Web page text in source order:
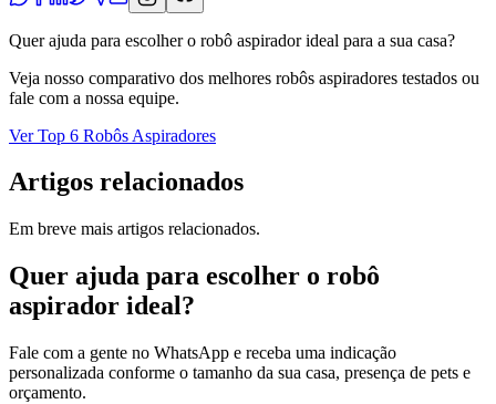
Quer ajuda para escolher o robô aspirador ideal para a sua casa?
Veja nosso comparativo dos melhores robôs aspiradores testados ou
fale com a nossa equipe.
Ver Top 6 Robôs Aspiradores
Artigos relacionados
Em breve mais artigos relacionados.
Quer ajuda para escolher o robô
aspirador ideal?
Fale com a gente no WhatsApp e receba uma indicação
personalizada conforme o tamanho da sua casa, presença de pets e
orçamento.